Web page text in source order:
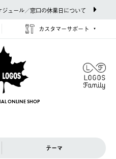
ュール／窓口の休業日について
カスタマーサポート
ONLINE SHOP
テーマ